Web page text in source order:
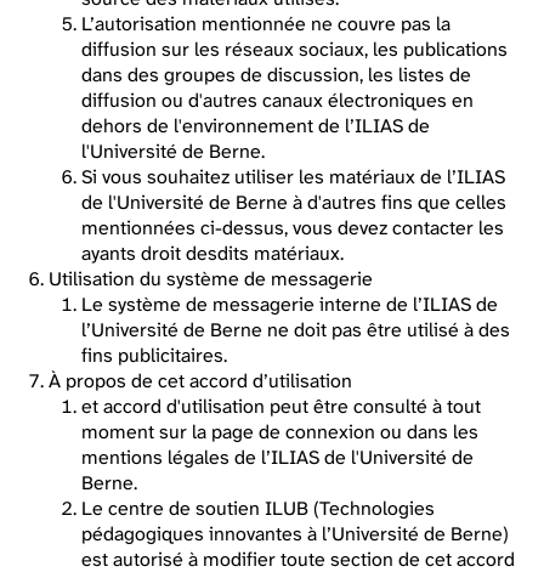
L’autorisation mentionnée ne couvre pas la
diffusion sur les réseaux sociaux, les publications
dans des groupes de discussion, les listes de
diffusion ou d'autres canaux électroniques en
dehors de l'environnement de l’ILIAS de
l'Université de Berne.
Si vous souhaitez utiliser les matériaux de l’ILIAS
de l'Université de Berne à d'autres fins que celles
mentionnées ci-dessus, vous devez contacter les
ayants droit desdits matériaux.
Utilisation du système de messagerie
Le système de messagerie interne de l’ILIAS de
l’Université de Berne ne doit pas être utilisé à des
fins publicitaires.
À propos de cet accord d’utilisation
et accord d'utilisation peut être consulté à tout
moment sur la page de connexion ou dans les
mentions légales de l’ILIAS de l'Université de
Berne.
Le centre de soutien ILUB (Technologies
pédagogiques innovantes à l’Université de Berne)
est autorisé à modifier toute section de cet accord